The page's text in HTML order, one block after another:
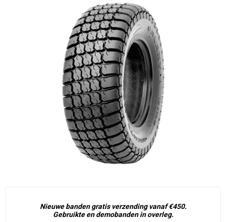
Nieuwe banden gratis verzending vanaf €450.
Gebruikte en demobanden in overleg.